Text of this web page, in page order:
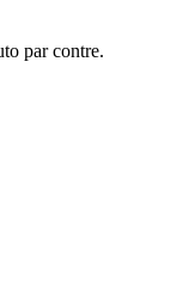
par contre.